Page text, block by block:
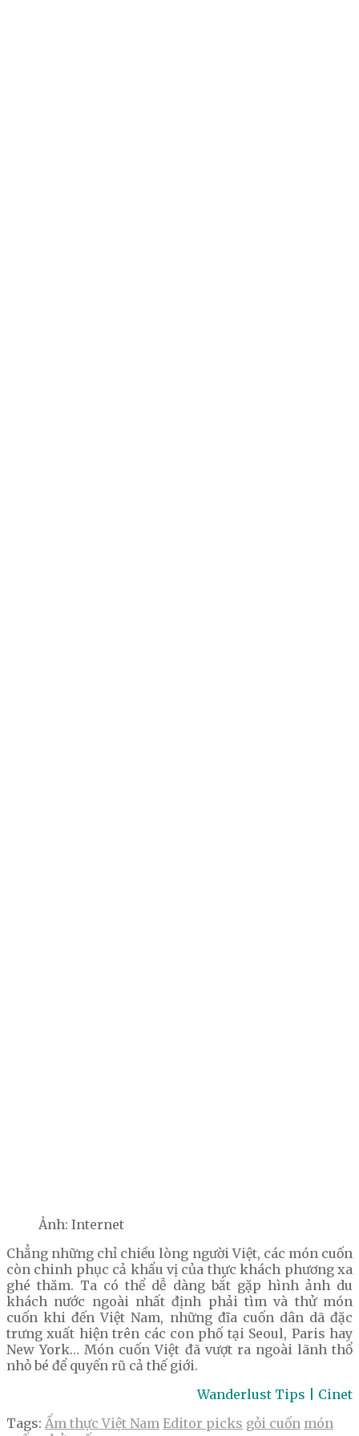
Ảnh: Internet
Chẳng những chỉ chiều lòng người Việt, các món cuốn
còn chinh phục cả khẩu vị của thực khách phương xa
ghé thăm. Ta có thể dễ dàng bắt gặp hình ảnh du
khách nước ngoài nhất định phải tìm và thử món
cuốn khi đến Việt Nam, những đĩa cuốn dân dã đặc
trưng xuất hiện trên các con phố tại Seoul, Paris hay
New York… Món cuốn Việt đã vượt ra ngoài lãnh thổ
nhỏ bé để quyến rũ cả thế giới.
Wanderlust Tips | Cinet
Tags: Ẩm thực Việt Nam Editor picks gỏi cuốn món